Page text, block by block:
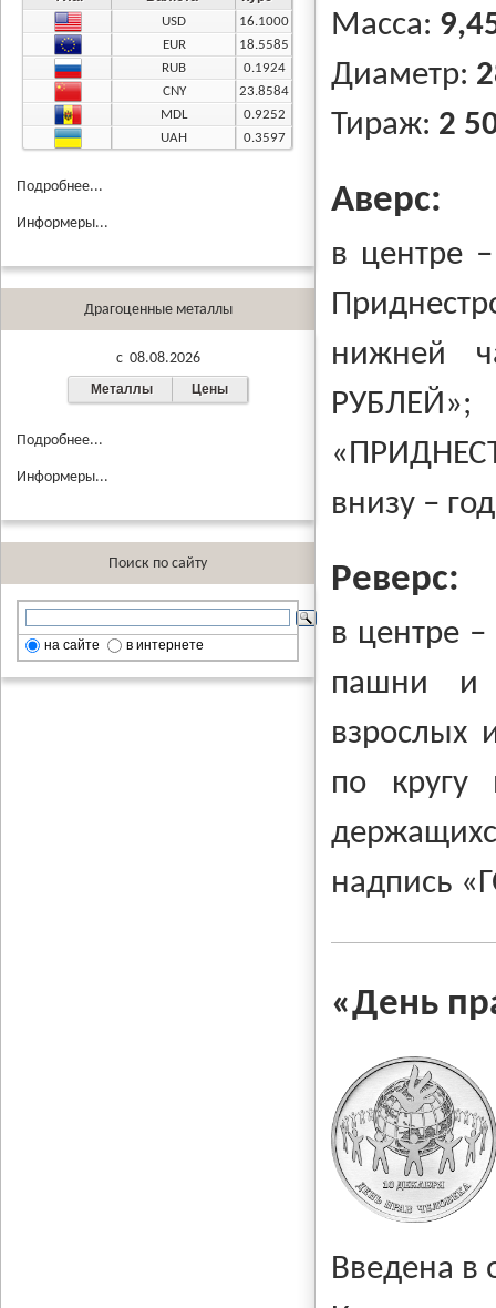
USD
16.1000
EUR
18.5585
RUB
0.1924
CNY
23.8584
MDL
0.9252
UAH
0.3597
Подробнее...
Информеры...
Драгоценные металлы
c 08.08.2026
Металлы Цены
Подробнее...
Информеры...
Поиск по сайту
на сайте в интернете
Масса:
Диаметр:
Тираж: 2
Аверс:
в центре
нижней
внизу –
Реверс:
в центре
пашни и
взрослых
по кругу
надпись
«День
Введена